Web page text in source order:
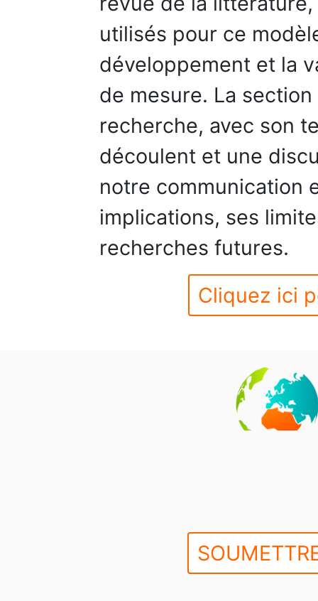
utilisés pour ce
développement et la
de mesure. La
recherche, avec son
découlent et une
notre communication
implications, ses
recherches futures.
Cliquez ici